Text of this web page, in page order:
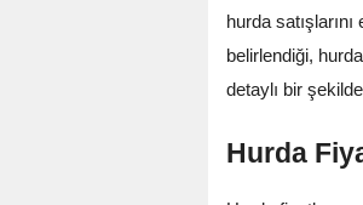
hurda
belirlendiği,
detaylı bir
Hurda